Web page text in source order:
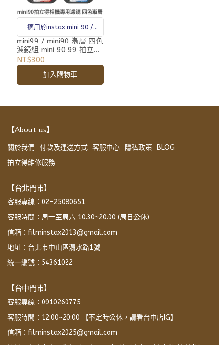
適用於instax mini 90 /
mini99
mini99 / mini90 漸層 四色
濾鏡組 mini 90 99 拍立得
專用 濾鏡
NT$300
加入購物車
【About us】
關於我們 付款及運送方式 客服中心 隱私政策
BLOG
拍立得維修服務
【台北門市】
客服專線：02-25080651
客服時間：周一至周六 10:30~20:00 (周日公休)
信箱：filminstax2013@gmail.com
地址：台北市中山區渭水路1號
統一編號：54361022
【台中門市】
客服專線：0910260775
客服時間：12:00~20:00 【不定時公休，請看台中店IG】
信箱：filminstax2025@gmail.com